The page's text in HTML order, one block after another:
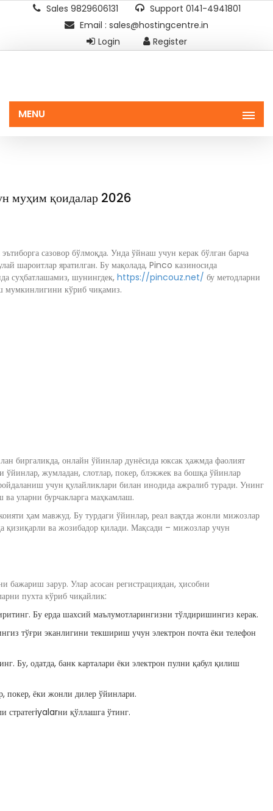
Sales 9829606131
Support 0141-4941801
Email : sales@hostingcentre.in
Login
Register
MENU
муҳим қоидалар 2026
сазовор бўлмоқда. Унда ўйнаш учун керак бўлган барча
шароитлар яратилган. Бу мақолада, Pinco казиносида
суҳбатлашамиз, шунингдек, https://pincouz.net/ бу методларни
мумкинлигини кўриб чиқамиз.
биргаликда, онлайн ўйинлар дунёсида юксак ҳажмда фаолият
жумладан, слотлар, покер, блэкжек ва бошқа ўйинлар
учун қулайликлари билан инодида ажралиб туради. Унинг
уларни бурчакларга маҳкамлаш.
ҳам мавжуд. Бу турдаги ўйинлар, реал вақтда жонли мижозлар
ва жозибадор қилади. Мақсади – мижозлар учун
зарур. Улар асосан регистрациядан, ҳисобни
пухта кўриб чиқайлик:
Бу ерда шахсий маълумотларингизни тўлдиришингиз керак.
тўғри эканлигини текшириш учун электрон почта ёки телефон
Бу, одатда, банк карталари ёки электрон пулни қабул қилиш
покер, ёки жонли дилер ўйинлари.
стратегiyalarни қўллашга ўтинг.